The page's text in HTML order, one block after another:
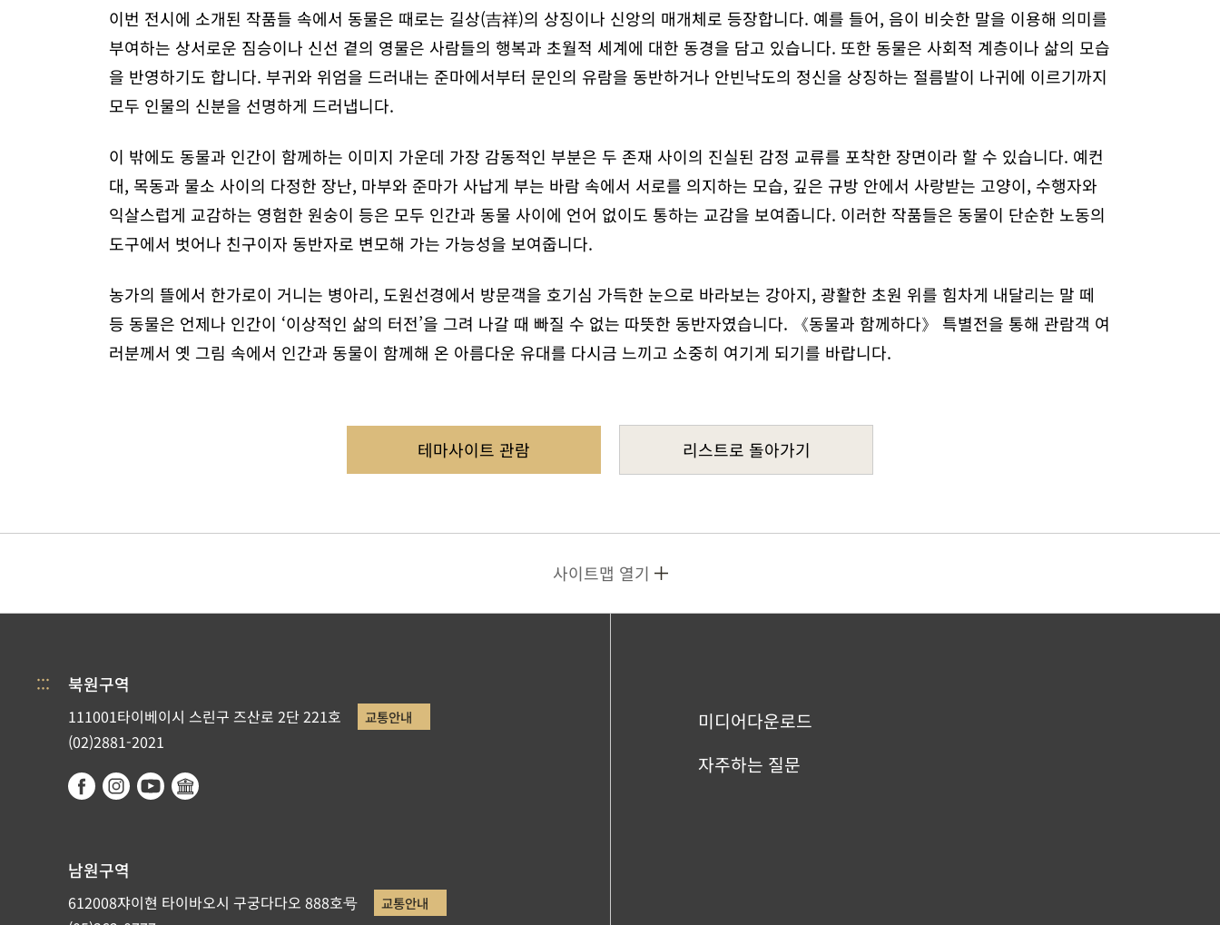
이번 전시에 소개된 작품들 속에서 동물은 때로는 길상(吉祥)의 상징이나 신앙의 매개체로 등장합니다. 예를 들어, 음이 비슷한 말을 이용해 의미를
부여하는 상서로운 짐승이나 신선 곁의 영물은 사람들의 행복과 초월적 세계에 대한 동경을 담고 있습니다. 또한 동물은 사회적 계층이나 삶의 모습
을 반영하기도 합니다. 부귀와 위엄을 드러내는 준마에서부터 문인의 유람을 동반하거나 안빈낙도의 정신을 상징하는 절름발이 나귀에 이르기까지
모두 인물의 신분을 선명하게 드러냅니다.
이 밖에도 동물과 인간이 함께하는 이미지 가운데 가장 감동적인 부분은 두 존재 사이의 진실된 감정 교류를 포착한 장면이라 할 수 있습니다. 예컨
대, 목동과 물소 사이의 다정한 장난, 마부와 준마가 사납게 부는 바람 속에서 서로를 의지하는 모습, 깊은 규방 안에서 사랑받는 고양이, 수행자와
익살스럽게 교감하는 영험한 원숭이 등은 모두 인간과 동물 사이에 언어 없이도 통하는 교감을 보여줍니다. 이러한 작품들은 동물이 단순한 노동의
도구에서 벗어나 친구이자 동반자로 변모해 가는 가능성을 보여줍니다.
농가의 뜰에서 한가로이 거니는 병아리, 도원선경에서 방문객을 호기심 가득한 눈으로 바라보는 강아지, 광활한 초원 위를 힘차게 내달리는 말 떼
등 동물은 언제나 인간이 ‘이상적인 삶의 터전’을 그려 나갈 때 빠질 수 없는 따뜻한 동반자였습니다. 《동물과 함께하다》 특별전을 통해 관람객 여
러분께서 옛 그림 속에서 인간과 동물이 함께해 온 아름다운 유대를 다시금 느끼고 소중히 여기게 되기를 바랍니다.
테마사이트 관람 리스트로 돌아가기
사이트맵 열기
::: 북원구역
111001타이베이시 스린구 즈산로 2단 221호 교통안내
(02)2881-2021
남원구역
612008쟈이현 타이바오시 구궁다다오 888호号 교통안내
미디어다운로드
자주하는 질문